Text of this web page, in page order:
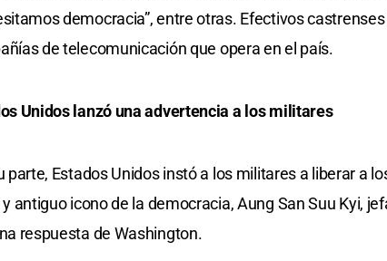
democracia”, entre otras. Efectivos
de telecomunicación que opera en el país.
Unidos lanzó una advertencia a los militares
parte, Estados Unidos instó a los militares a liberar a
antiguo icono de la democracia, Aung San Suu Kyi,
respuesta de Washington.